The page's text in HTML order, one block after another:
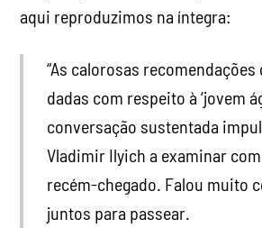
aqui reproduzimos na íntegra:
“As calorosas
dadas com respeito à ‘jovem
conversação sustentada
Vladimir Ilyich a examinar
recém-chegado. Falou muito
juntos para passear.